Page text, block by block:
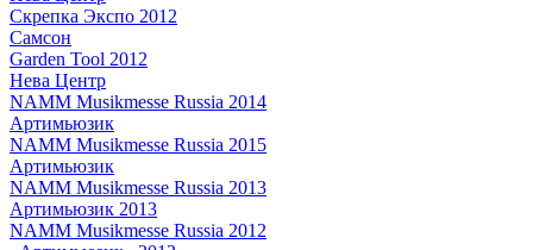
Скрепка Экспо 2012
Самсон
Garden Tool 2012
Нева Центр
NAMM Musikmesse Russia 2014
Артимьюзик
NAMM Musikmesse Russia 2015
Артимьюзик
NAMM Musikmesse Russia 2013
Артимьюзик 2013
NAMM Musikmesse Russia 2012